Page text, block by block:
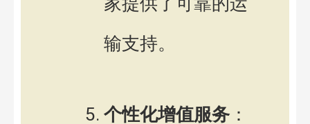
输支持。
个性化增值服务 ：